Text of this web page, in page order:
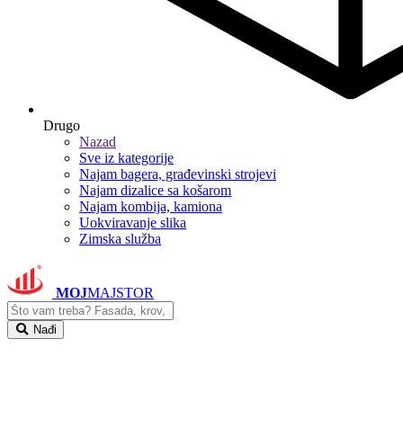
Drugo
Nazad
Sve iz kategorije
Najam bagera, građevinski strojevi
Najam dizalice sa košarom
Najam kombija, kamiona
Uokviravanje slika
Zimska služba
MOJMAJSTOR
Nađi